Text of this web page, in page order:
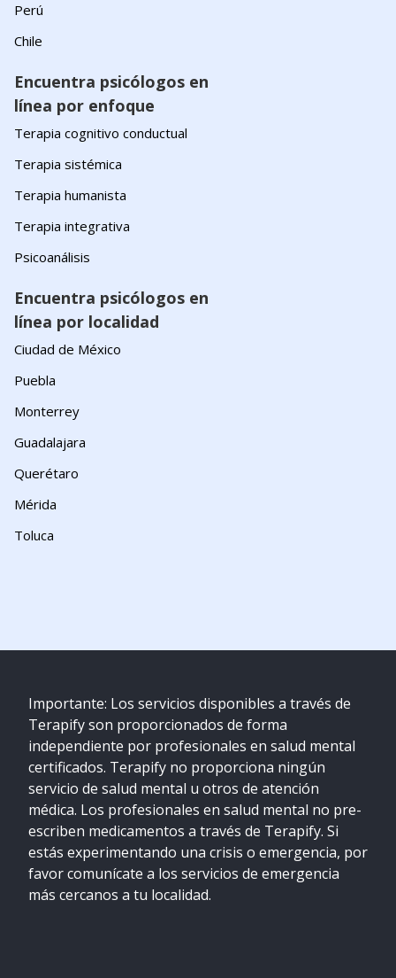
Perú
Chile
Encuentra psicólogos en
línea por enfoque
Terapia cognitivo conductual
Terapia sistémica
Terapia humanista
Terapia integrativa
Psicoanálisis
Encuentra psicólogos en
línea por localidad
Ciudad de México
Puebla
Monterrey
Guadalajara
Querétaro
Mérida
Toluca
Importante: Los servicios disponibles a través de
Terapify son proporcionados de forma
independiente por profesionales en salud mental
certificados. Terapify no proporciona ningún
servicio de salud mental u otros de atención
médica. Los profesionales en salud mental no pre-
escriben medicamentos a través de Terapify. Si
estás experimentando una crisis o emergencia, por
favor comunícate a los servicios de emergencia
más cercanos a tu localidad.